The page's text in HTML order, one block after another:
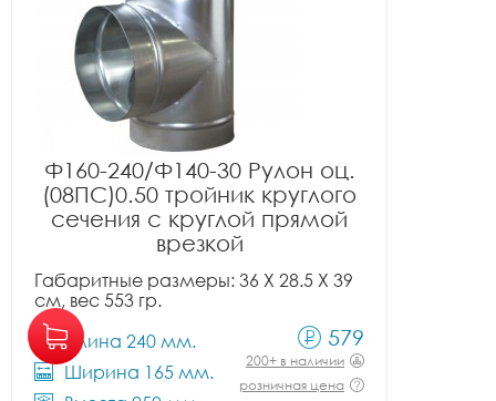
Ф160-240/Ф140-30 Рулон оц.
(08ПС)0.50 тройник круглого
сечения с круглой прямой
врезкой
Габаритные размеры: 36 X 28.5 X 39
см, вес 553 гр.
Длина 240 мм.
Ширина 165 мм.
579
200+ в наличии
розничная цена